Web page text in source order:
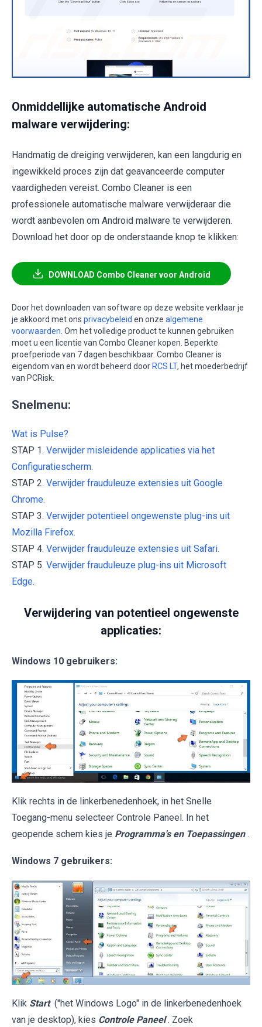
Onmiddellijke automatische Android
malware verwijdering:
Handmatig de dreiging verwijderen, kan een langdurig en
ingewikkeld proces zijn dat geavanceerde computer
vaardigheden vereist. Combo Cleaner is een
professionele automatische malware verwijderaar die
wordt aanbevolen om Android malware te verwijderen.
Download het door op de onderstaande knop te klikken:
DOWNLOAD Combo Cleaner voor Android
Door het downloaden van software op deze website verklaar je
je akkoord met ons privacybeleid en onze algemene
voorwaarden . Om het volledige product te kunnen gebruiken
moet u een licentie van Combo Cleaner kopen. Beperkte
proefperiode van 7 dagen beschikbaar. Combo Cleaner is
eigendom van en wordt beheerd door RCS LT, het moederbedrijf
van PCRisk.
Snelmenu:
Wat is Pulse?
STAP 1. Verwijder misleidende applicaties via het
Configuratiescherm.
STAP 2. Verwijder frauduleuze extensies uit Google
Chrome.
STAP 3. Verwijder potentieel ongewenste plug-ins uit
Mozilla Firefox.
STAP 4. Verwijder frauduleuze extensies uit Safari.
STAP 5. Verwijder frauduleuze plug-ins uit Microsoft
Edge.
Verwijdering van potentieel ongewenste
applicaties:
Windows 10 gebruikers:
Klik rechts in de linkerbenedenhoek, in het Snelle
Toegang-menu selecteer Controle Paneel. In het
geopende schem kies je Programma's en Toepassingen .
Windows 7 gebruikers:
Klik Start ("het Windows Logo" in de linkerbenedenhoek
van je desktop), kies Controle Paneel . Zoek